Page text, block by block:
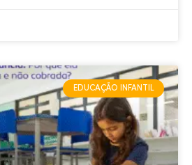
EDUCAÇÃO INFANTIL